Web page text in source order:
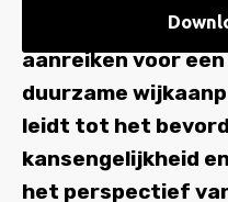
Wij willen met dit
aanreiken voor
duurzame
leidt tot het
kansengelijkheid
het pers­pectief